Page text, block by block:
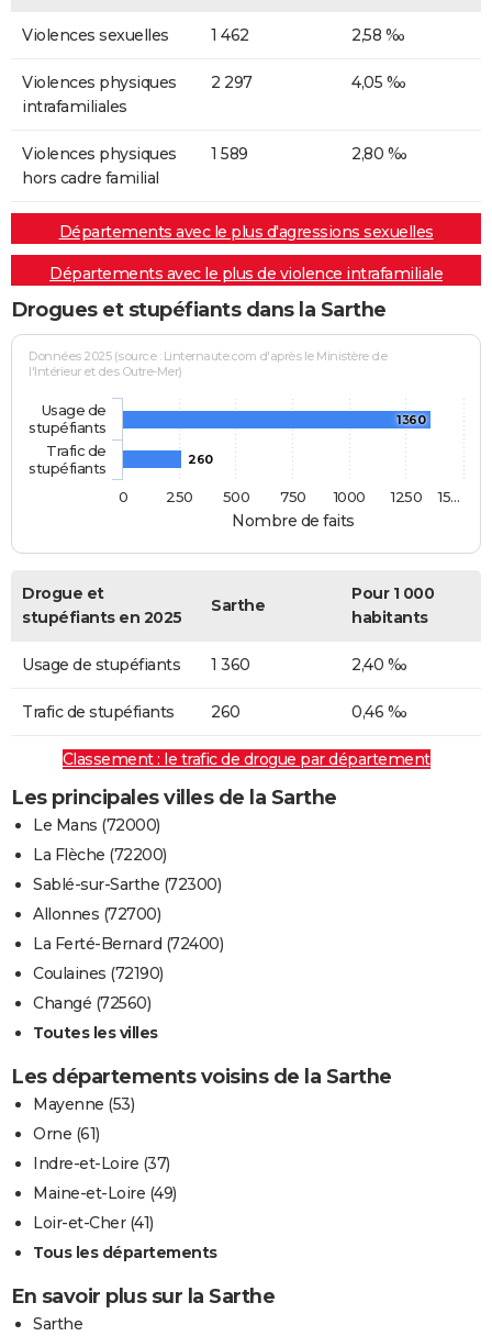
Violences sexuelles 1 462 2,58 ‰
Violences physiques
intrafamiliales
2 297 4,05 ‰
Violences physiques
hors cadre familial
1 589 2,80 ‰
Départements avec le plus d'agressions sexuelles
Départements avec le plus de violence intrafamiliale
Drogues et stupéfiants dans la Sarthe
Nombre de faits
Données 2025 (source : Linternaute.com d'après le Ministère de
l'Intérieur et des Outre-Mer)
1360
260
Usage de
stupéfiants
Trafic de
stupéfiants
0
250 500 750 1000 1250 15…
Drogue et
stupéfiants en 2025
Sarthe
Pour 1 000
habitants
Usage de stupéfiants 1 360 2,40 ‰
Trafic de stupéfiants 260 0,46 ‰
Classement : le trafic de drogue par département
Les principales villes de la Sarthe
Le Mans (72000)
La Flèche (72200)
Sablé-sur-Sarthe (72300)
Allonnes (72700)
La Ferté-Bernard (72400)
Coulaines (72190)
Changé (72560)
Toutes les villes
Les départements voisins de la Sarthe
Mayenne (53)
Orne (61)
Indre-et-Loire (37)
Maine-et-Loire (49)
Loir-et-Cher (41)
Tous les départements
En savoir plus sur la Sarthe
Sarthe